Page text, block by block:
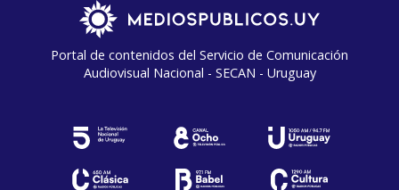
Portal de contenidos del Servicio de Comunicación
Audiovisual Nacional - SECAN - Uruguay